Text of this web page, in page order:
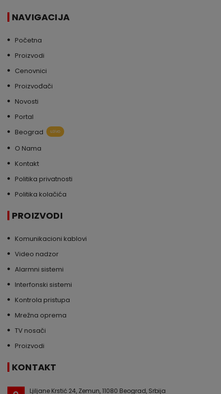
NAVIGACIJA
Početna
Proizvodi
Cenovnici
Proizvođači
Novosti
Portal
Beograd
uživo
O Nama
Kontakt
Politika privatnosti
Politika kolačića
PROIZVODI
Komunikacioni kablovi
Video nadzor
Alarmni sistemi
Interfonski sistemi
Kontrola pristupa
Mrežna oprema
TV nosači
Proizvodi
KONTAKT
Ljiljane Krstić 24, Zemun, 11080 Beograd, Srbija